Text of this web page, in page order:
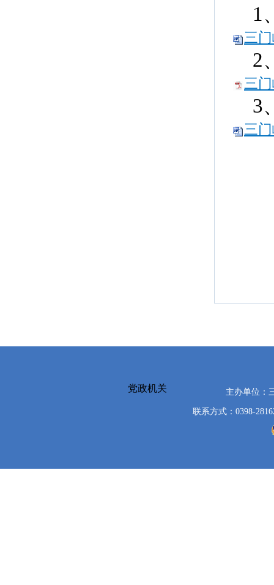
1
三
2
三
3
三
党政机关 主办单位
联系方式：0398-